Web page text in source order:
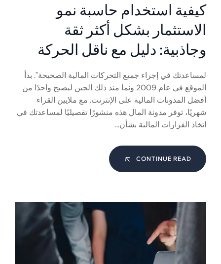
كيفية استخدام حاسبة نمو
الاستثمار بشكل أكثر ثقة
وجاذبية: دليل مع ناقل الحركة
لمساعدتك في إجراء جميع التحركات المالية الصحيحة". بدأ
الموقع في عام 2009 ونما منذ ذلك الحين ليصبح واحدًا من
أفضل المدونات المالية على الإنترنت. مع ملايين القراء
شهريًا، توفر مدونة المال هذه منشورًا تفصيليًا لمساعدتك في
اتخاذ القرارات المالية بشأن…
CONTINUE READ